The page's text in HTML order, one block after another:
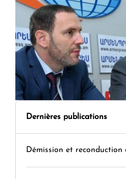
Dernières publications
Démission et